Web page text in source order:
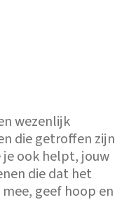
wezenlijk
die getroffen zijn
je ook helpt, jouw
die dat het
geef hoop en